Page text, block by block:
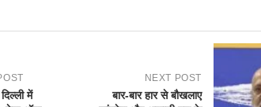
में
NEXT POST
बार-बार हार से बौखलाए